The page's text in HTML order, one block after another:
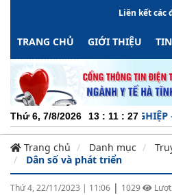
Liên kết các
TRANG CHỦ GIỚI THIỆU
Thứ 6, 7/8/2026 13 : 11 : 28
CHUYÊN NGHIỆP -
Trang chủ Danh mục
Dân số và phát triển
Thứ 4, 22/11/2023 | 11:06 | 1029